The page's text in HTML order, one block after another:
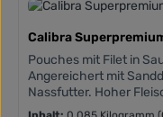
Calibra
Pouches mit Filet in
Angereichert mit
Nassfutter. Hoher
Getreidefreie